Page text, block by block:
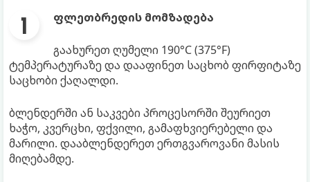
ფლეთბრედის მომზადება
გაახურეთ ღუმელი 190°C (375°F)
ტემპერატურაზე და დააფინეთ საცხობ ფირფიტაზე
საცხობი ქაღალდი.
ბლენდერში ან საკვები პროცესორში შეურიეთ
ხაჭო, კვერცხი, ფქვილი, გამაფხვიერებელი და
მარილი. დააბლენდერეთ ერთგვაროვანი მასის
მიღებამდე.